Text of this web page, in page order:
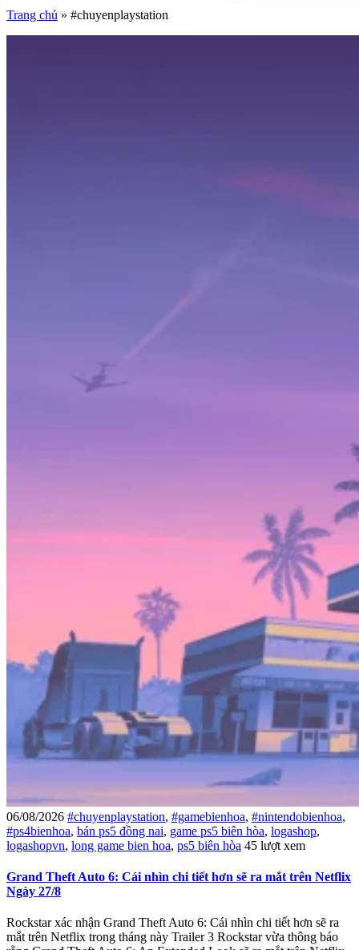
Trang chủ » #chuyenplaystation
06/08/2026 #chuyenplaystation, #gamebienhoa, #nintendobienhoa,
#ps4bienhoa, bán ps5 đồng nai, game ps5 biên hòa, logashop,
logashopvn, long game bien hoa, ps5 biên hòa 45 lượt xem
Grand Theft Auto 6: Cái nhìn chi tiết hơn sẽ ra mắt trên Netflix
Ngày 27/8
Rockstar xác nhận Grand Theft Auto 6: Cái nhìn chi tiết hơn sẽ ra
mắt trên Netflix trong tháng này Trailer 3 Rockstar vừa thông báo